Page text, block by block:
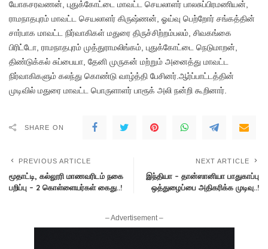
யோகசரவணன், புதுக்கோட்டை மாவட்ட செயலாளர் பாலசுப்பிரமணியன்,
ராமநாதபுரம் மாவட்ட செயலாளர் கிருஷ்ணன், ஓய்வு பெற்றோர் சங்கத்தின்
சார்பாக மாவட்ட நிர்வாகிகள் மதுரை திருச்சிற்றம்பலம், சிவகங்கை
பிரிட்டோ, ராமநாதபுரம் முத்துராமலிங்கம், புதுக்கோட்டை நெடுமாறன்,
திண்டுக்கல் சுப்பையா, தேனி முருகன் மற்றும் அனைத்து மாவட்ட
நிர்வாகிகளும் கலந்து கொண்டு வாழ்த்தி பேசினர்.ஆர்ப்பாட்டத்தின்
முடிவில் மதுரை மாவட்ட பொருளாளர் பாரூக் அலி நன்றி கூறினார்.
SHARE ON
PREVIOUS ARTICLE
மூதாட்டி, கல்லூரி மாணவரிடம் நகை
பறிப்பு – 2 கொள்ளையர்கள் கைது..!
NEXT ARTICLE
இந்தியா – தான்ஸானியா பாதுகாப்பு
ஒத்துழைப்பை அதிகரிக்க முடிவு..!
– Advertisement –